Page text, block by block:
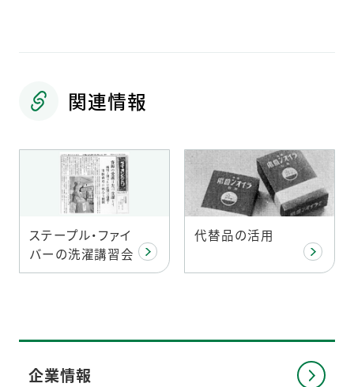
関連情報
ステープル・ファイ
バーの洗濯講習会
代替品の活用
企業情報